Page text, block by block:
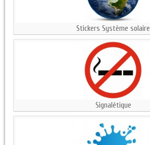
Stickers Système solaire
Signalétique